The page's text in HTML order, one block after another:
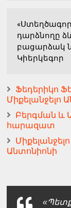
դարձնողը
բացարձակ
Կիերկեգոր
Ֆեդերիկո
Միքելանջելո
Բերգման և
հարազատ
Անտոնիոնի
«Պետք